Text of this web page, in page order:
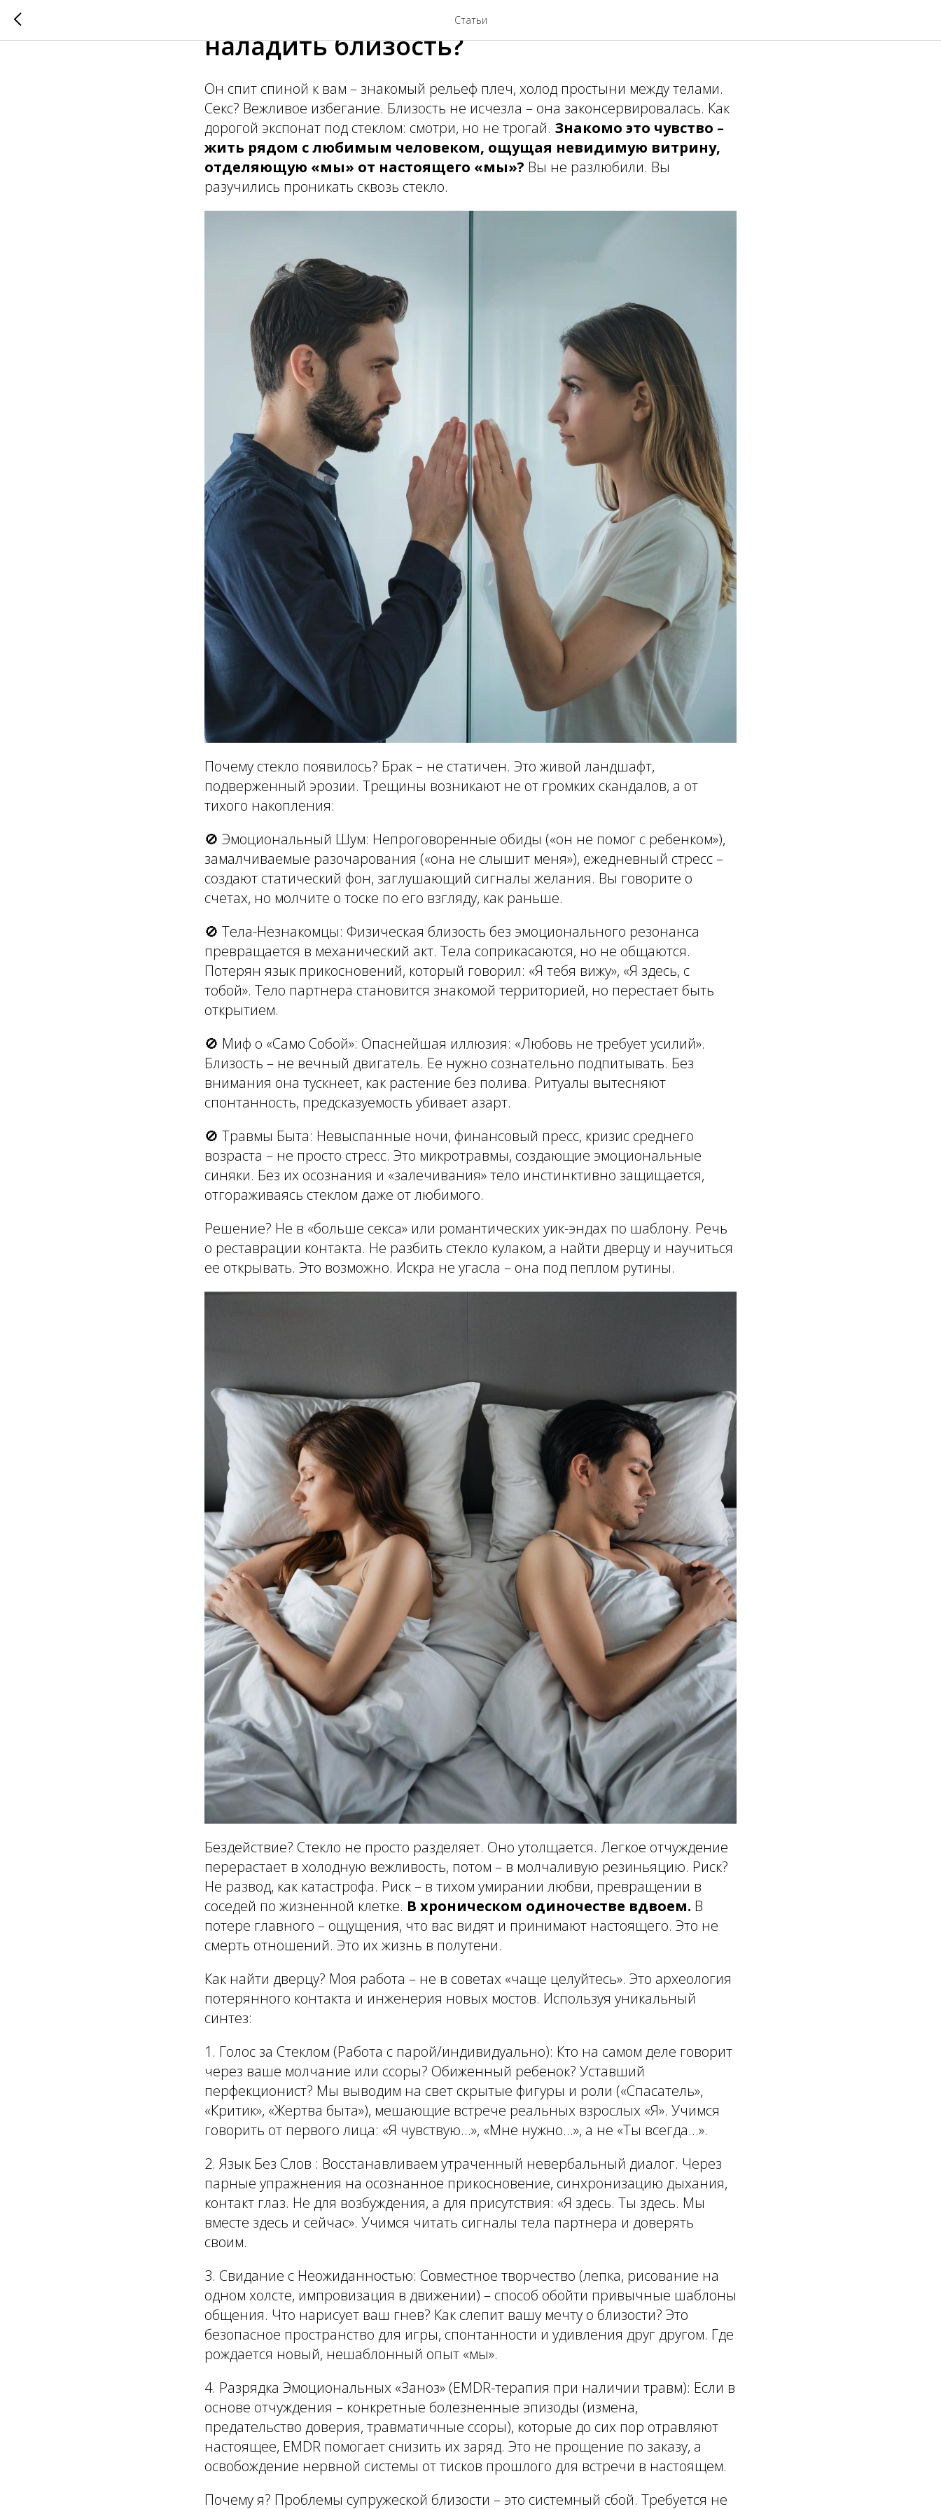
Статьи
Сексуальные отношения с мужем: как
наладить близость?
Он спит спиной к вам – знакомый рельеф плеч, холод простыни между телами.
Секс? Вежливое избегание. Близость не исчезла – она законсервировалась. Как
дорогой экспонат под стеклом: смотри, но не трогай. Знакомо это чувство –
жить рядом с любимым человеком, ощущая невидимую витрину,
отделяющую «мы» от настоящего «мы»? Вы не разлюбили. Вы
разучились проникать сквозь стекло.
Почему стекло появилось? Брак – не статичен. Это живой ландшафт,
подверженный эрозии. Трещины возникают не от громких скандалов, а от
тихого накопления:
🚫 Эмоциональный Шум: Непроговоренные обиды («он не помог с ребенком»),
замалчиваемые разочарования («она не слышит меня»), ежедневный стресс –
создают статический фон, заглушающий сигналы желания. Вы говорите о
счетах, но молчите о тоске по его взгляду, как раньше.
🚫 Тела-Незнакомцы: Физическая близость без эмоционального резонанса
превращается в механический акт. Тела соприкасаются, но не общаются.
Потерян язык прикосновений, который говорил: «Я тебя вижу», «Я здесь, с
тобой». Тело партнера становится знакомой территорией, но перестает быть
открытием.
🚫 Миф о «Само Собой»: Опаснейшая иллюзия: «Любовь не требует усилий».
Близость – не вечный двигатель. Ее нужно сознательно подпитывать. Без
внимания она тускнеет, как растение без полива. Ритуалы вытесняют
спонтанность, предсказуемость убивает азарт.
🚫 Травмы Быта: Невыспанные ночи, финансовый пресс, кризис среднего
возраста – не просто стресс. Это микротравмы, создающие эмоциональные
синяки. Без их осознания и «залечивания» тело инстинктивно защищается,
отгораживаясь стеклом даже от любимого.
Решение? Не в «больше секса» или романтических уик-эндах по шаблону. Речь
о реставрации контакта. Не разбить стекло кулаком, а найти дверцу и научиться
ее открывать. Это возможно. Искра не угасла – она под пеплом рутины.
Бездействие? Стекло не просто разделяет. Оно утолщается. Легкое отчуждение
перерастает в холодную вежливость, потом – в молчаливую резиньяцию. Риск?
Не развод, как катастрофа. Риск – в тихом умирании любви, превращении в
соседей по жизненной клетке. В хроническом одиночестве вдвоем. В
потере главного – ощущения, что вас видят и принимают настоящего. Это не
смерть отношений. Это их жизнь в полутени.
Как найти дверцу? Моя работа – не в советах «чаще целуйтесь». Это археология
потерянного контакта и инженерия новых мостов. Используя уникальный
синтез:
1. Голос за Стеклом (Работа с парой/индивидуально): Кто на самом деле говорит
через ваше молчание или ссоры? Обиженный ребенок? Уставший
перфекционист? Мы выводим на свет скрытые фигуры и роли («Спасатель»,
«Критик», «Жертва быта»), мешающие встрече реальных взрослых «Я». Учимся
говорить от первого лица: «Я чувствую...», «Мне нужно...», а не «Ты всегда...».
2. Язык Без Слов : Восстанавливаем утраченный невербальный диалог. Через
парные упражнения на осознанное прикосновение, синхронизацию дыхания,
контакт глаз. Не для возбуждения, а для присутствия: «Я здесь. Ты здесь. Мы
вместе здесь и сейчас». Учимся читать сигналы тела партнера и доверять
своим.
3. Свидание с Неожиданностью: Совместное творчество (лепка, рисование на
одном холсте, импровизация в движении) – способ обойти привычные шаблоны
общения. Что нарисует ваш гнев? Как слепит вашу мечту о близости? Это
безопасное пространство для игры, спонтанности и удивления друг другом. Где
рождается новый, нешаблонный опыт «мы».
4. Разрядка Эмоциональных «Заноз» (EMDR-терапия при наличии травм): Если в
основе отчуждения – конкретные болезненные эпизоды (измена,
предательство доверия, травматичные ссоры), которые до сих пор отравляют
настоящее, EMDR помогает снизить их заряд. Это не прощение по заказу, а
освобождение нервной системы от тисков прошлого для встречи в настоящем.
Почему я? Проблемы супружеской близости – это системный сбой. Требуется не